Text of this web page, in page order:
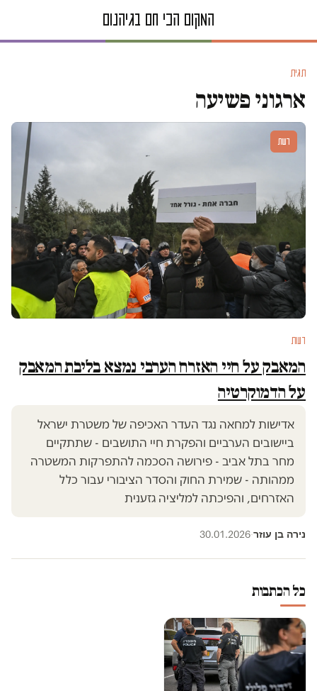
תגית
ארגוני פשיעה
דעות
דעות
המאבק על חיי האזרח הערבי נמצא בליבת המאבק
על הדמוקרטיה
אדישות למחאה נגד העדר האכיפה של משטרת ישראל
ביישובים הערביים והפקרת חיי התושבים - שתתקיים
מחר בתל אביב - פירושה הסכמה להתפרקות המשטרה
ממהותה - שמירת החוק והסדר הציבורי עבור כלל
האזרחים, והפיכתה למליציה גזענית
נירה בן עוזר·
30.01.2026
כל הכתבות